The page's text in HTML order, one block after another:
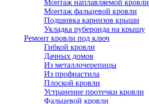
Монтаж наплавляемой кровли
Монтаж фальцевой кровли
Подшивка карнизов крыши
Укладка рубероида на крышу
Ремонт кровли под ключ
Гибкой кровли
Дачных домов
Из металлочерепицы
Из профнастила
Плоской кровли
Устранение протечки кровли
Фальцевой кровли